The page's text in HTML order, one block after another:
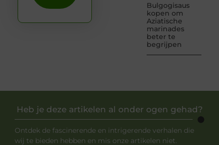
Bulgogisaus
kopen om
Aziatische
marinades
beter te
begrijpen
Heb je deze artikelen al onder ogen gehad?
Ontdek de fascinerende en intrigerende verhalen die
wij te bieden hebben en mis onze artikelen niet.